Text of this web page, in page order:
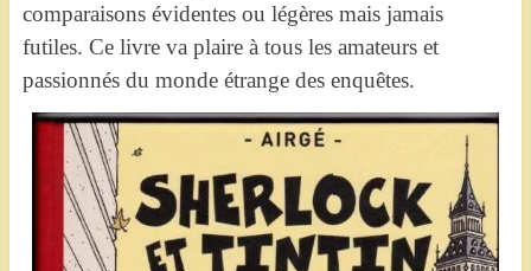
comparaisons évidentes ou légères mais jamais
futiles. Ce livre va plaire à tous les amateurs et
passionnés du monde étrange des enquêtes.